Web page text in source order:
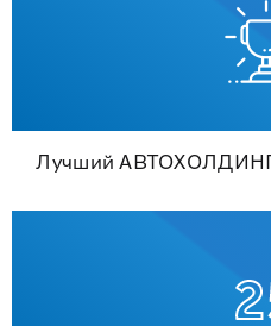
Лучший